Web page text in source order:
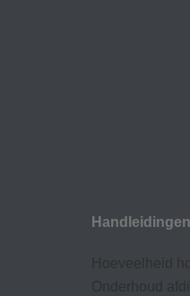
Hoeveelheid
Onderhoud